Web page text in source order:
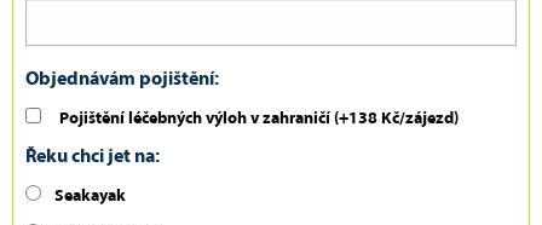
Objednávám pojištění:
Pojištění léčebných výloh v zahraničí (+138 Kč/zájezd)
Řeku chci jet na:
Seakayak